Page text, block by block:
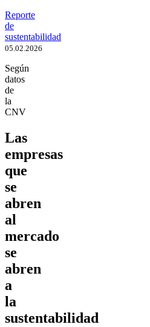
Reporte
de
sustentabilidad
05.02.2026
Según
datos
de
la
CNV
Las
empresas
que
se
abren
al
mercado
se
abren
a
la
sustentabilidad